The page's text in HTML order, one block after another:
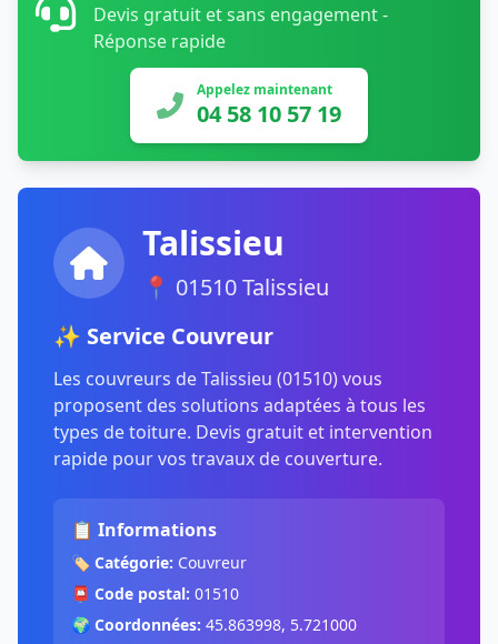
Devis gratuit et sans engagement -
Réponse rapide
Appelez maintenant
04 58 10 57 19
Talissieu
📍 01510 Talissieu
✨ Service Couvreur
Les couvreurs de Talissieu (01510) vous
proposent des solutions adaptées à tous les
types de toiture. Devis gratuit et intervention
rapide pour vos travaux de couverture.
📋 Informations
🏷️ Catégorie: Couvreur
📮 Code postal: 01510
🌍 Coordonnées: 45.863998, 5.721000